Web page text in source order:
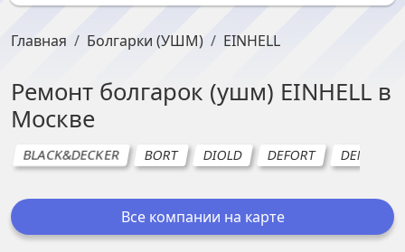
Главная Болгарки (УШМ) EINHELL
Ремонт болгарок (ушм) EINHELL в
Москве
BLACK&DECKER BORT DIOLD DEFORT DENZEL
Все компании на карте